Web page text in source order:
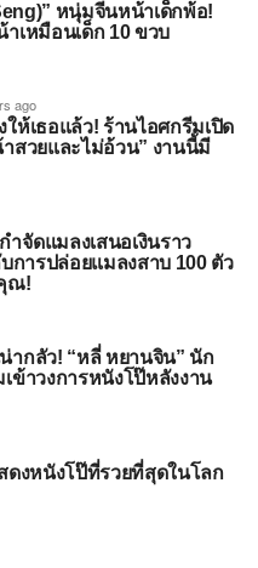
หนุ่มจีนหน้าเด็กพ้อ!
เหมือนเด็ก 10 ขวบ
ago
ห้เธอแล้ว! ร้านไอศกรีมเปิด
สวยและไม่อ้วน” งานนี้มี
จัดแมลงเสนอเงินราว
การปล่อยแมลงสาบ 100 ตัว
ณ!
ากลัว! “หลี่ หยานจิน” นัก
ข้าวงการหนังโป๊หลังงาน
ดงหนังโป๊ที่รวยที่สุดในโลก